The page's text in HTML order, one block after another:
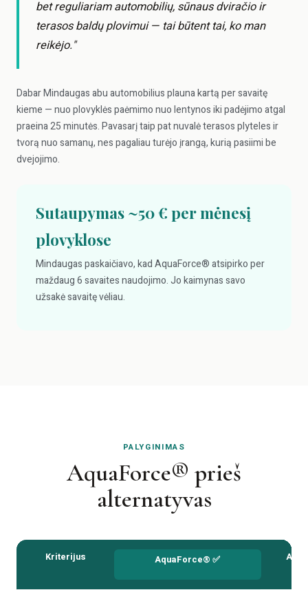
bet reguliariam automobilių, sūnaus dviračio ir
terasos baldų plovimui — tai būtent tai, ko man
reikėjo."
Dabar Mindaugas abu automobilius plauna kartą per savaitę
kieme — nuo plovyklės paėmimo nuo lentynos iki padėjimo atgal
praeina 25 minutės. Pavasarį taip pat nuvalė terasos plyteles ir
tvorą nuo samanų, nes pagaliau turėjo įrangą, kurią pasiimi be
dvejojimo.
Sutaupymas ~50 € per mėnesį
plovyklose
Mindaugas paskaičiavo, kad AquaForce® atsipirko per
maždaug 6 savaites naudojimo. Jo kaimynas savo
užsakė savaitę vėliau.
PALYGINIMAS
AquaForce® prieš
alternatyvas
Kriterijus AquaForce® ✅